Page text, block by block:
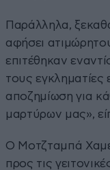
Παράλληλα,
αφήσει
επιτέθηκαν
τους εγκληματίες
αποζημίωση για
μαρτύρων μας»,
Ο Μοτζταμπά
προς τις